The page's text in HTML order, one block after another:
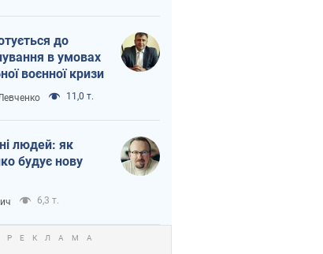
до
в умовах
воєнної кризи
11,0 т.
ні людей: як
будує нову
6,3 т.